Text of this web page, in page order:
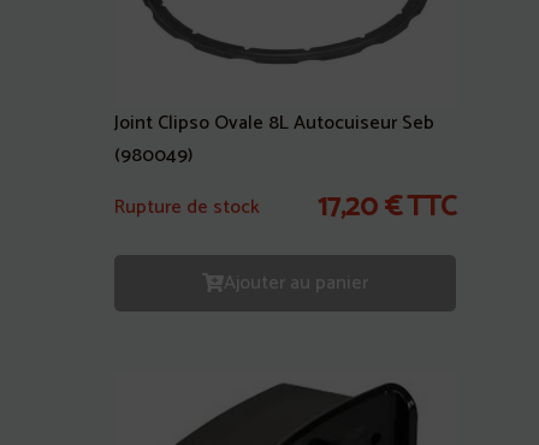
Joint Clipso Ovale 8L Autocuiseur Seb
(980049)
Rupture de stock
17,20€TTC
Ajouter au panier